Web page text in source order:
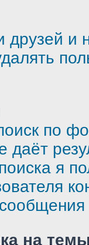
друзей и
по
даёт
я
на